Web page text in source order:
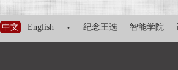
中文 English · 纪念王选 智能学院